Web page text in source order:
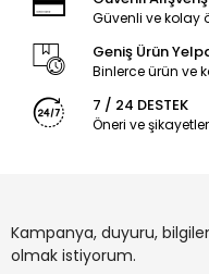
Güvenli ve kolay
Geniş Ürün
Binlerce ürün ve
7 / 24 DESTEK
Öneri ve
Kampanya, duyuru,
olmak istiyorum.